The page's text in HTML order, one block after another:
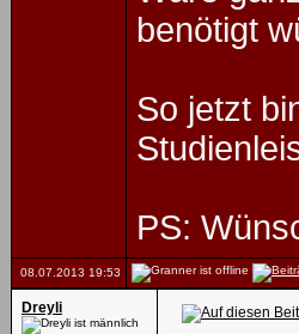
benötigt
So jetzt
PS:
08.07.2013 19:53
Dreyli